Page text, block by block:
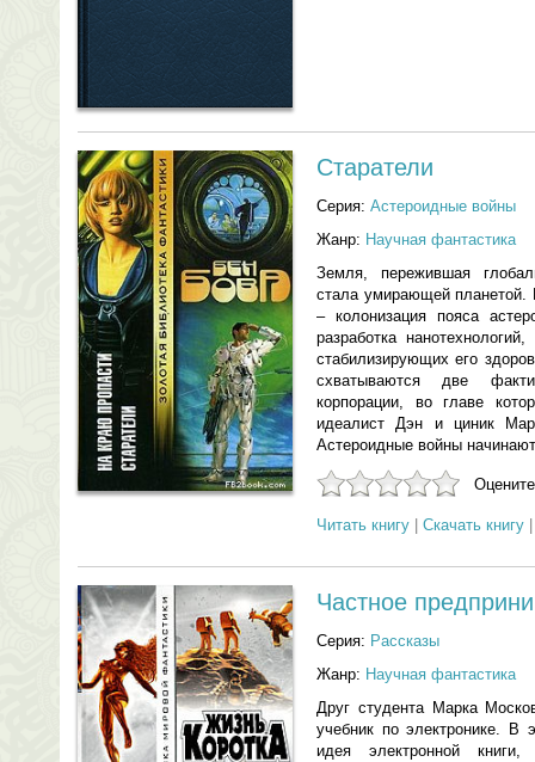
Старатели
Серия: Астероидные войны
Жанр: Научная фантастика
Земля, пережившая
стала умирающей планетой.
– колонизация пояса
разработка
стабилизирующих его
схватываются две
корпорации, во главе
идеалист Дэн и циник
Астероидные войны
Читать книгу Скачать книгу
Частное
Серия: Рассказы
Жанр: Научная фантастика
Друг студента Марка
учебник по электронике.
идея электронной